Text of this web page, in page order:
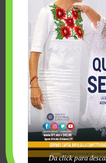
Fairmont Mayakoba y
esfuerzos para hacer
Da click para